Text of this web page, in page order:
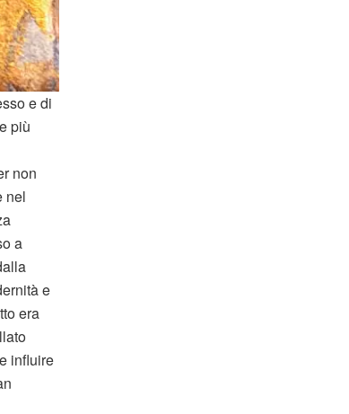
e di
più
non
nel
a
e
era
influire